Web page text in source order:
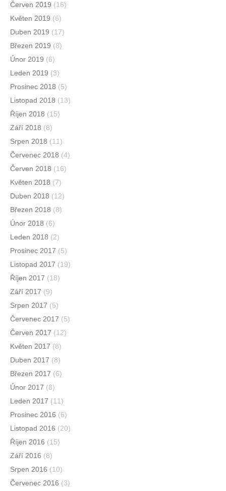
Červen 2019 (16)
Květen 2019 (6)
Duben 2019 (17)
Březen 2019 (8)
Únor 2019 (6)
Leden 2019 (3)
Prosinec 2018 (5)
Listopad 2018 (13)
Říjen 2018 (15)
Září 2018 (8)
Srpen 2018 (11)
Červenec 2018 (4)
Červen 2018 (16)
Květen 2018 (7)
Duben 2018 (12)
Březen 2018 (8)
Únor 2018 (6)
Leden 2018 (2)
Prosinec 2017 (5)
Listopad 2017 (19)
Říjen 2017 (18)
Září 2017 (9)
Srpen 2017 (5)
Červenec 2017 (5)
Červen 2017 (12)
Květen 2017 (8)
Duben 2017 (8)
Březen 2017 (6)
Únor 2017 (8)
Leden 2017 (11)
Prosinec 2016 (6)
Listopad 2016 (20)
Říjen 2016 (15)
Září 2016 (8)
Srpen 2016 (10)
Červenec 2016 (3)